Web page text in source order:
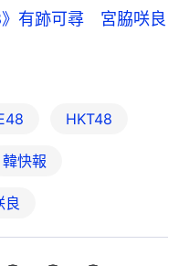
有跡可尋 宮脇咲良
HKT48
韓快報
良